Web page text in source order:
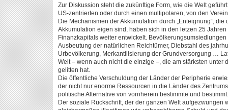
Zur Diskussion steht die zukünftige Form, wie die Welt
US-zentrierten oder durch einen multipolaren, von den
Die Mechanismen der Akkumulation durch „Enteignung“,
Akkumulation eigen sind, haben sich in den letzen 25
Finanzkapitals weiter entwickelt.
Ausbeutung der natürlichen Reichtümer, Diebstahl des
Urbevölkerung, Merkantilisierung der Grundversorgung …
Welt – wenn auch nicht die einzige –, die am stärksten unter
gelitten hat.
Die öffentliche Verschuldung der Länder der Peripherie
der nicht nur enorme Ressourcen in die Länder des
politische Alternative von vornherein bestimmte und bestimmt.
Der soziale Rückschritt, der der ganzen Welt aufgezwungen